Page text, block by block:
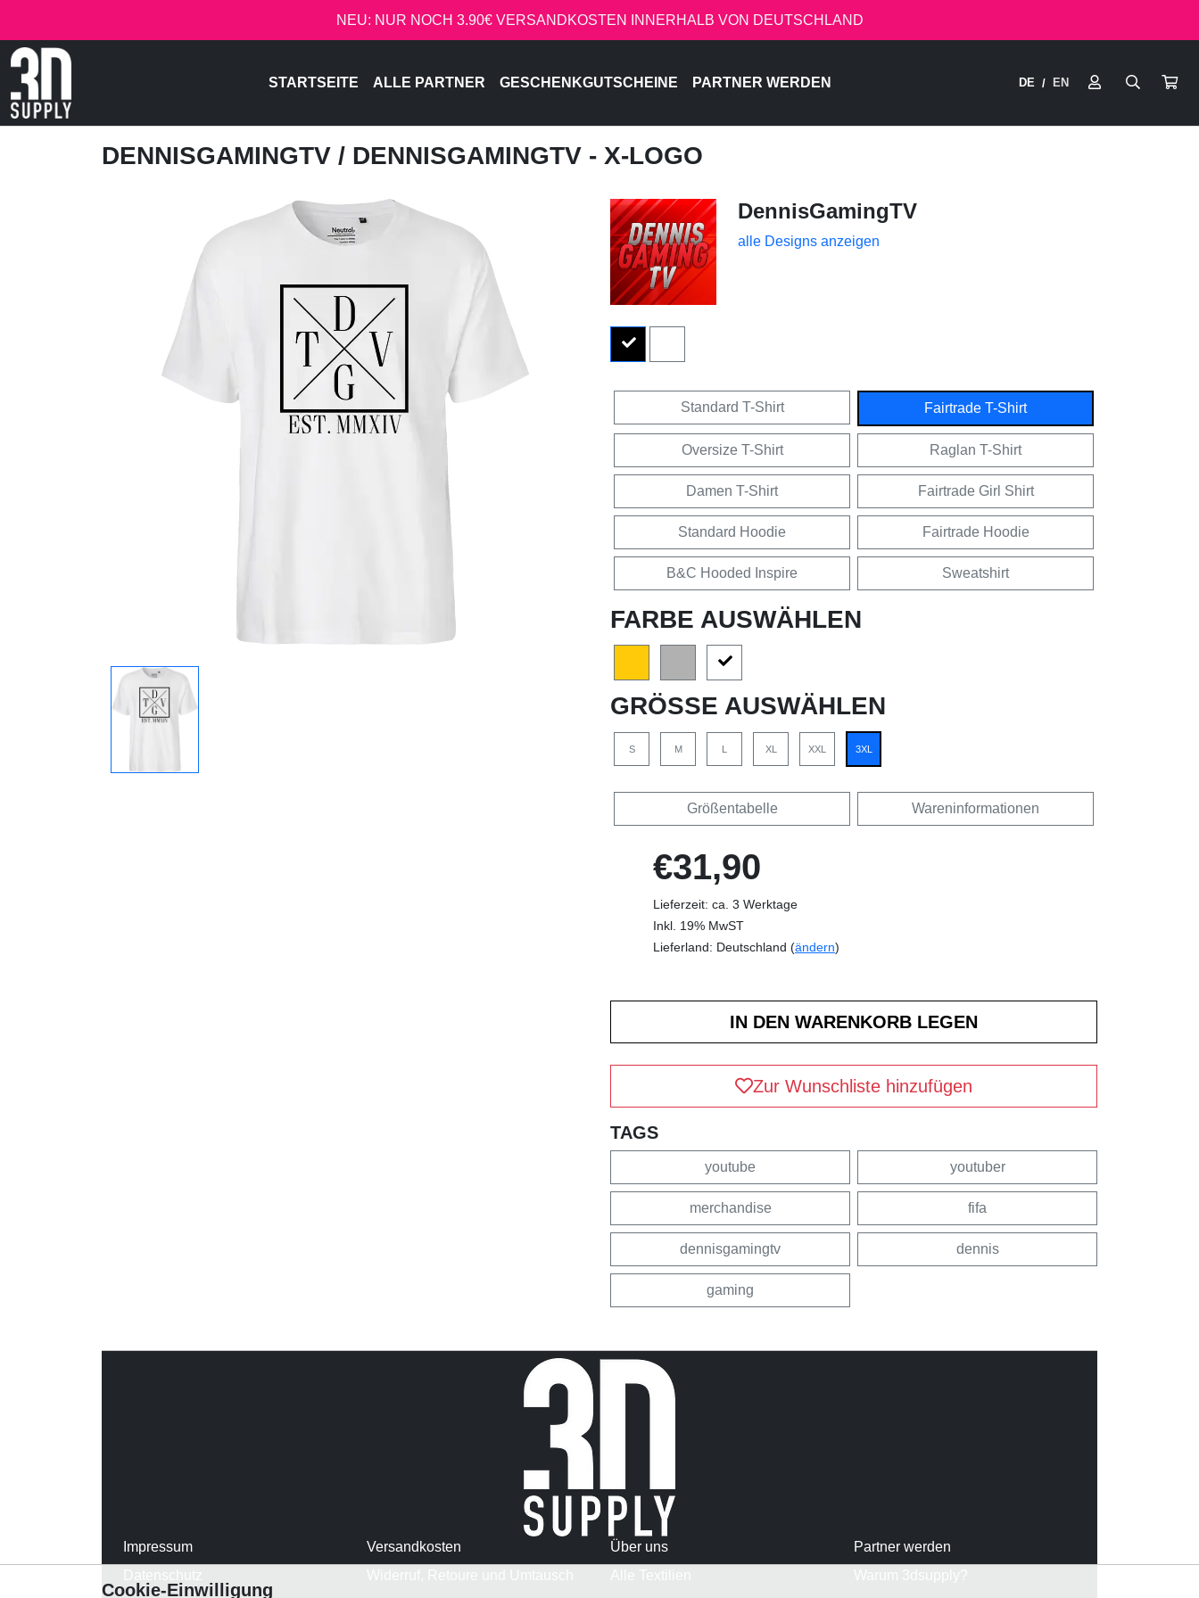
NEU: NUR NOCH 3.90€ VERSANDKOSTEN INNERHALB VON DEUTSCHLAND
STARTSEITE ALLE PARTNER GESCHENKGUTSCHEINE PARTNER WERDEN DE / EN
DENNISGAMINGTV / DENNISGAMINGTV - X-LOGO
DennisGamingTV
alle Designs anzeigen
Standard T-Shirt Fairtrade T-Shirt
Oversize T-Shirt Raglan T-Shirt
Damen T-Shirt Fairtrade Girl Shirt
Standard Hoodie Fairtrade Hoodie
B&C Hooded Inspire Sweatshirt
FARBE AUSWÄHLEN
GRÖSSE AUSWÄHLEN
S M L XL XXL 3XL
Größentabelle Wareninformationen
€31,90
Lieferzeit: ca. 3 Werktage
Inkl. 19% MwST
Lieferland: Deutschland (ändern)
Zur Wunschliste hinzufügen
TAGS
youtube youtuber
merchandise fifa
dennisgamingtv dennis
gaming
Impressum
Versandkosten
Über uns
Partner werden
Cookie-Einwilligung